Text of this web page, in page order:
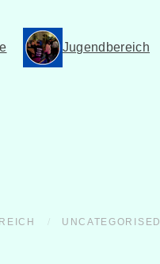
Jugendbereich
UNCATEGORISED